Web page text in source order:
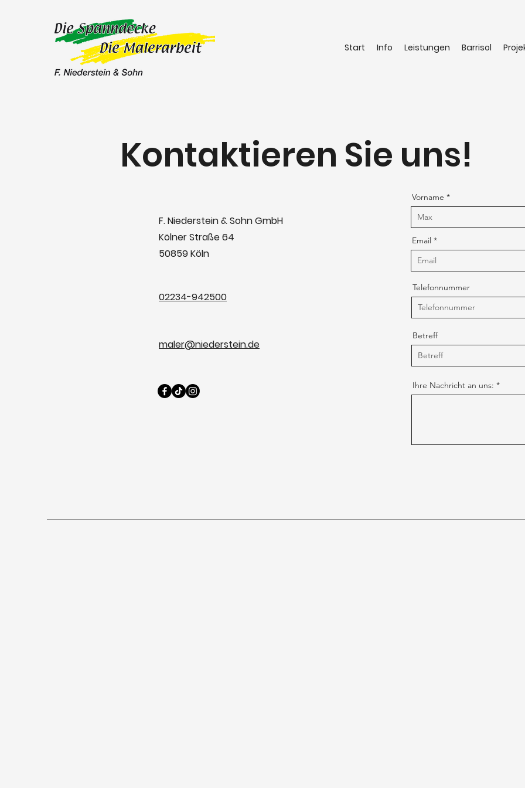
Start Info Leistungen Barrisol
Kontaktieren Sie uns!
F. Niederstein & Sohn GmbH
Kölner Straße64
50859 Köln
02234-942500
maler@niederstein.de
Vorname
Email
Telefonnummer
Betreff
Ihre Nachricht an uns: